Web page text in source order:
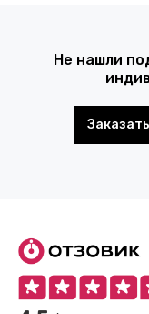
Не нашли